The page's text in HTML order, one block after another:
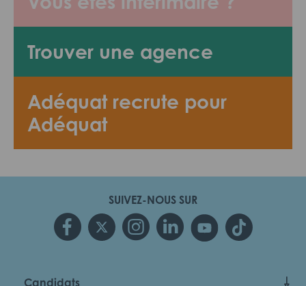
Trouver une agence
Adéquat recrute pour
Adéquat
SUIVEZ-NOUS SUR
Candidats